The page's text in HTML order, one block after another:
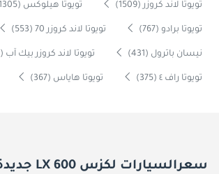
تويوتا لاند كروزر (1509) تويوتا هيلوكس (1305)
تويوتا برادو (767) تويوتا لاند كروزر 70 (553)
نيسان باترول (431) تويوتا لاند كروزر بيك آب (431)
تويوتا راف ٤ (375) تويوتا هاياس (367)
سعرالسيارات لكزس LX 600 جديدة فى دبي